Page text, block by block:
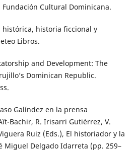
Cultural Dominicana.
histórica, historia ficcional y
Libros.
and Development: The
Dominican Republic.
Galíndez en la prensa
Bachir, R. Irisarri Gutiérrez, V.
Ruiz (Eds.), El historiador y la
Miguel Delgado Idarreta (pp. 259–